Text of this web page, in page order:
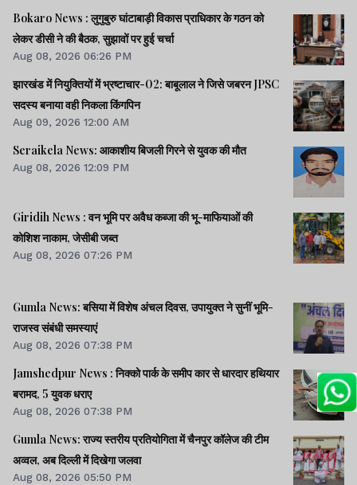
Bokaro News : लुगुबुरु घांटाबाड़ी विकास प्राधिकार के गठन को
लेकर डीसी ने की बैठक, सुझावों पर हुई चर्चा
Aug 08, 2026 06:26 PM
झारखंड में नियुक्तियों में भ्रष्टाचार-02: बाबूलाल ने जिसे जबरन JPSC
सदस्य बनाया वही निकला किंगपिन
Aug 09, 2026 12:00 AM
Seraikela News: आकाशीय बिजली गिरने से युवक की मौत
Aug 08, 2026 12:09 PM
Giridih News : वन भूमि पर अवैध कब्जा की भू-माफियाओं की
कोशिश नाकाम, जेसीबी जब्त
Aug 08, 2026 07:26 PM
Gumla News: बसिया में विशेष अंचल दिवस, उपायुक्त ने सुनीं भूमि-
राजस्व संबंधी समस्याएं
Aug 08, 2026 07:38 PM
Jamshedpur News : निक्को पार्क के समीप कार से धारदार हथियार
बरामद, 5 युवक धराए
Aug 08, 2026 07:38 PM
Gumla News: राज्य स्तरीय प्रतियोगिता में चैनपुर कॉलेज की टीम
अव्वल, अब दिल्ली में दिखेगा जलवा
Aug 08, 2026 05:50 PM